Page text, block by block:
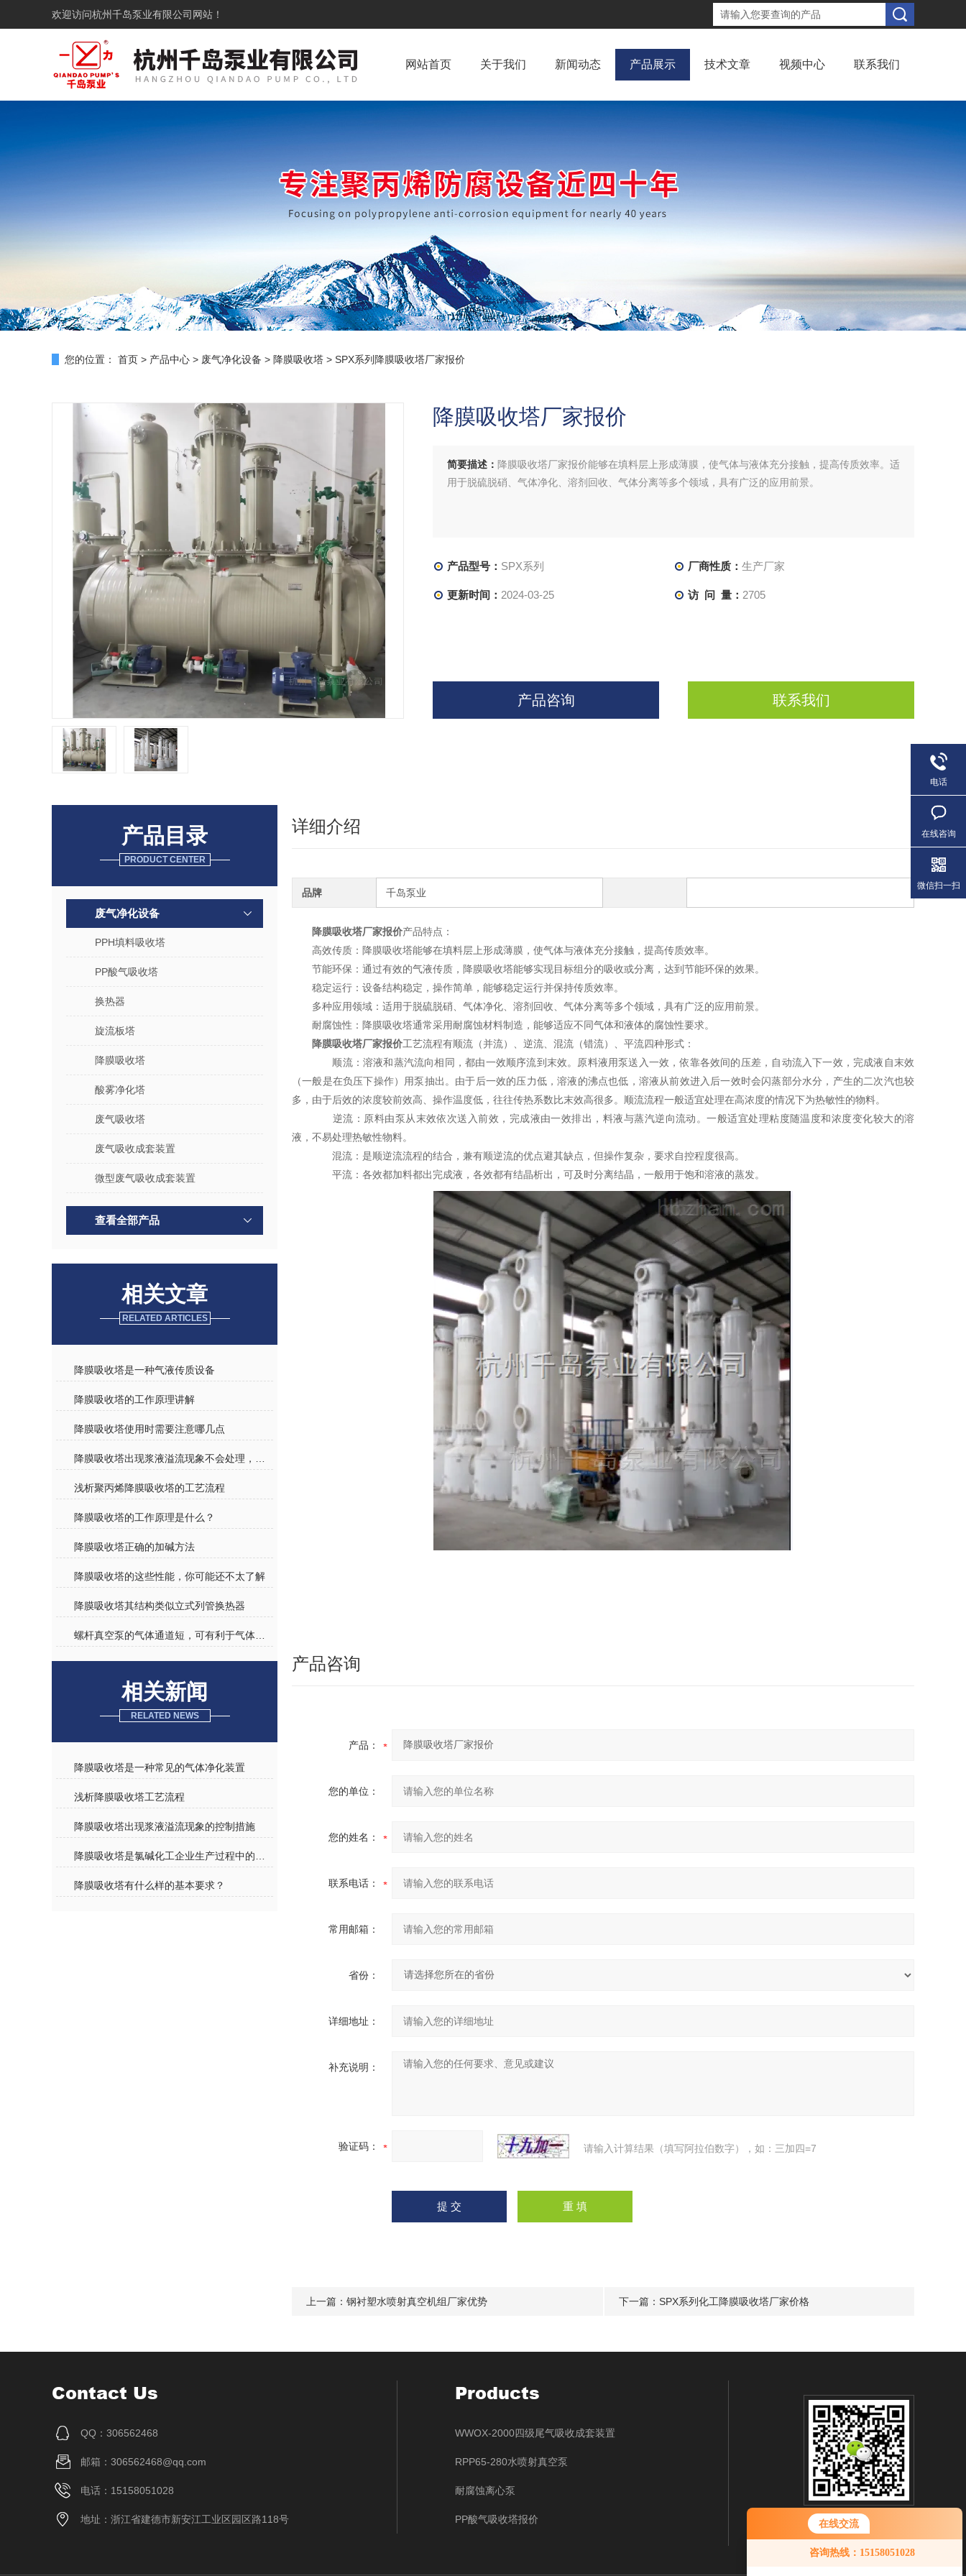
在线交流
咨询热线：15158051028
欢迎访问杭州千岛泵业有限公司网站！
网站首页 关于我们 新闻动态 产品展示 技术文章 视频中心 联系我们
您的位置： 首页 > 产品中心 > 废气净化设备 > 降膜吸收塔 > SPX系列降膜吸收塔厂家报价
降膜吸收塔厂家报价
简要描述： 降膜吸收塔厂家报价能够在填料层上形成薄膜，使气体与液体充分接触，提高传质效率。适
用于脱硫脱硝、气体净化、溶剂回收、气体分离等多个领域，具有广泛的应用前景。
产品型号： SPX系列 厂商性质： 生产厂家
更新时间： 2024-03-25 访 问 量： 2705
产品咨询 联系我们
产品目录
PRODUCT CENTER
废气净化设备
PPH填料吸收塔
PP酸气吸收塔
换热器
旋流板塔
降膜吸收塔
酸雾净化塔
废气吸收塔
废气吸收成套装置
微型废气吸收成套装置
查看全部产品
相关文章
RELATED ARTICLES
降膜吸收塔是一种气液传质设备
降膜吸收塔的工作原理讲解
降膜吸收塔使用时需要注意哪几点
浅析聚丙烯降膜吸收塔的工艺流程
降膜吸收塔的工作原理是什么？
降膜吸收塔正确的加碱方法
降膜吸收塔的这些性能，你可能还不太了解
降膜吸收塔其结构类似立式列管换热器
相关新闻
RELATED NEWS
降膜吸收塔是一种常见的气体净化装置
浅析降膜吸收塔工艺流程
降膜吸收塔出现浆液溢流现象的控制措施
降膜吸收塔有什么样的基本要求？
详细介绍
品牌 千岛泵业
降膜吸收塔厂家报价产品特点：
高效传质：降膜吸收塔能够在填料层上形成薄膜，使气体与液体充分接触，提高传质效率。
节能环保：通过有效的气液传质，降膜吸收塔能够实现目标组分的吸收或分离，达到节能环保的效果。
稳定运行：设备结构稳定，操作简单，能够稳定运行并保持传质效率。
多种应用领域：适用于脱硫脱硝、气体净化、溶剂回收、气体分离等多个领域，具有广泛的应用前景。
耐腐蚀性：降膜吸收塔通常采用耐腐蚀材料制造，能够适应不同气体和液体的腐蚀性要求。
降膜吸收塔厂家报价工艺流程有顺流（并流）、逆流、混流（错流）、平流四种形式：
顺流：溶液和蒸汽流向相同，都由一效顺序流到末效。原料液用泵送入一效，依靠各效间的压差，自动流入下一效，完成液自末效
（一般是在负压下操作）用泵抽出。由于后一效的压力低，溶液的沸点也低，溶液从前效进入后一效时会闪蒸部分水分，产生的二次汽也较
多，由于后效的浓度较前效高、操作温度低，往往传热系数比末效高很多。顺流流程一般适宜处理在高浓度的情况下为热敏性的物料。
逆流：原料由泵从末效依次送入前效，完成液由一效排出，料液与蒸汽逆向流动。一般适宜处理粘度随温度和浓度变化较大的溶
液，不易处理热敏性物料。
混流：是顺逆流流程的结合，兼有顺逆流的优点避其缺点，但操作复杂，要求自控程度很高。
平流：各效都加料都出完成液，各效都有结晶析出，可及时分离结晶，一般用于饱和溶液的蒸发。
产品咨询
产品：
您的单位：
您的姓名：
联系电话：
常用邮箱：
省份：
详细地址：
补充说明：
验证码： 请输入计算结果（填写阿拉伯数字），如：三加四=7
上一篇： 钢衬塑水喷射真空机组厂家优势 下一篇： SPX系列化工降膜吸收塔厂家价格
Contact Us
QQ：306562468
邮箱：306562468@qq.com
电话：15158051028
地址：浙江省建德市新安江工业区园区路118号
Products
WWOX-2000四级尾气吸收成套装置
RPP65-280水喷射真空泵
耐腐蚀离心泵
PP酸气吸收塔报价 扫一扫 微信咨询
电话
在线咨询
微信扫一扫